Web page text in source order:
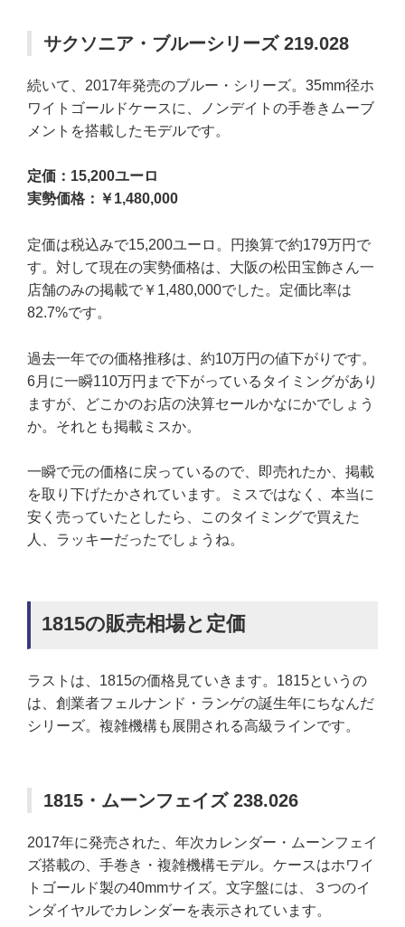
サクソニア・ブルーシリーズ 219.028
続いて、2017年発売のブルー・シリーズ。35mm径ホ
ワイトゴールドケースに、ノンデイトの手巻きムーブ
メントを搭載したモデルです。
定価：15,200ユーロ
実勢価格：￥1,480,000
定価は税込みで15,200ユーロ。円換算で約179万円で
す。対して現在の実勢価格は、大阪の松田宝飾さん一
店舗のみの掲載で￥1,480,000でした。定価比率は
82.7%です。
過去一年での価格推移は、約10万円の値下がりです。
6月に一瞬110万円まで下がっているタイミングがあり
ますが、どこかのお店の決算セールかなにかでしょう
か。それとも掲載ミスか。
一瞬で元の価格に戻っているので、即売れたか、掲載
を取り下げたかされています。ミスではなく、本当に
安く売っていたとしたら、このタイミングで買えた
人、ラッキーだったでしょうね。
1815の販売相場と定価
ラストは、1815の価格見ていきます。1815というの
は、創業者フェルナンド・ランゲの誕生年にちなんだ
シリーズ。複雑機構も展開される高級ラインです。
1815・ムーンフェイズ 238.026
2017年に発売された、年次カレンダー・ムーンフェイ
ズ搭載の、手巻き・複雑機構モデル。ケースはホワイ
トゴールド製の40mmサイズ。文字盤には、３つのイ
ンダイヤルでカレンダーを表示されています。